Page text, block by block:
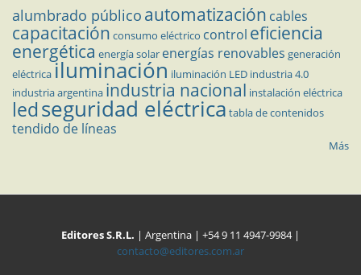
alumbrado público automatización cables
capacitación consumo eléctrico control eficiencia
energética energía solar energías renovables generación
eléctricailuminación iluminación LED industria 4.0
industria argentina industria nacional instalación eléctrica
ledseguridad eléctrica tabla de contenidos
tendido de líneas
Más
Editores S.R.L. | Argentina | +54 9 11 4947-9984 |
contacto@editores.com.ar